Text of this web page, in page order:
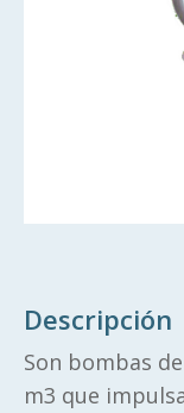
Descripción
Son bombas
m3 que